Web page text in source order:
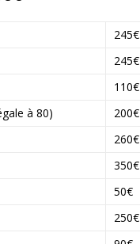
245€
245€
110€
à 80)
200€
260€
350€
50€
250€